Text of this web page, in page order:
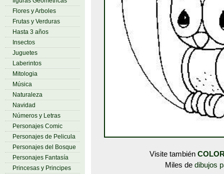
Flores y Arboles
Frutas y Verduras
Hasta 3 años
Insectos
Juguetes
Laberintos
Mitologia
Música
Naturaleza
Navidad
Números y Letras
Personajes Comic
Personajes de Pelicula
Personajes del Bosque
Personajes Fantasía
Princesas y Principes
Visite también
Miles de dibujos